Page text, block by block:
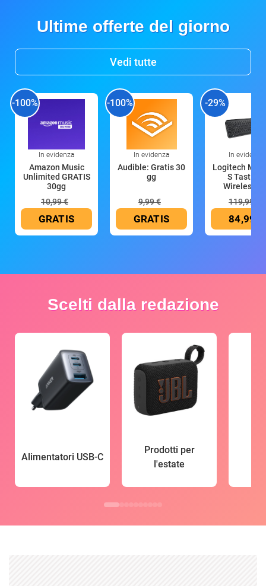
Ultime offerte del giorno
Vedi tutte
-100%
In evidenza
Amazon Music
Unlimited GRATIS
30gg
10,99 €
GRATIS
-100%
In evidenza
Audible: Gratis 30
gg
9,99 €
GRATIS
-29%
In evidenza
Logitech MX
S Tastiera
Wireless
119,99 €
84,99 €
Scelti dalla redazione
Alimentatori USB-C
Prodotti per
l'estate